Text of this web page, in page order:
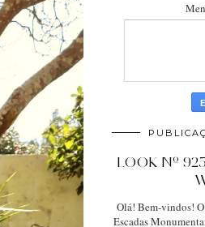
LOOK Nº
Olá! Bem-vindos!
Escadas